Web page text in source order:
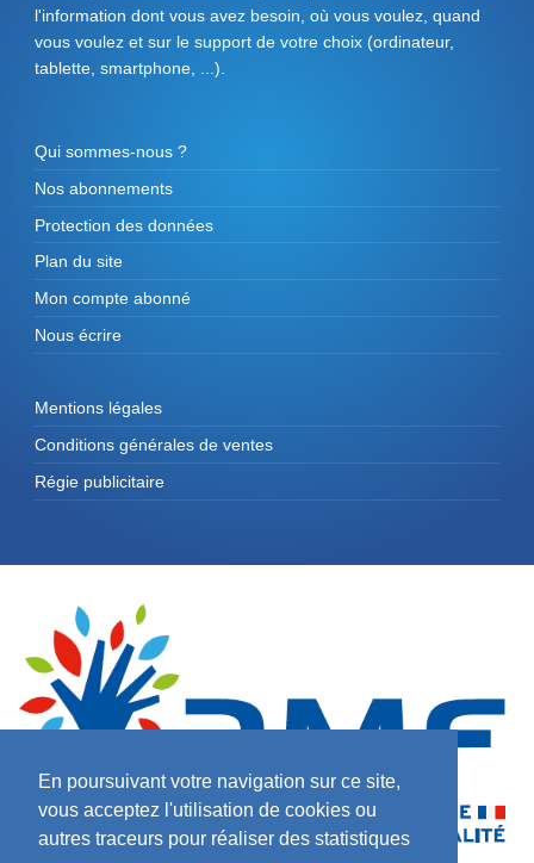
En poursuivant votre navigation sur ce site,
vous acceptez l'utilisation de cookies ou
autres traceurs pour réaliser des statistiques
l'information dont vous avez besoin, où vous voulez, quand
vous voulez et sur le support de votre choix (ordinateur,
tablette, smartphone, ...).
Qui sommes-nous ?
Nos abonnements
Protection des données
Plan du site
Mon compte abonné
Nous écrire
Mentions légales
Conditions générales de ventes
Régie publicitaire